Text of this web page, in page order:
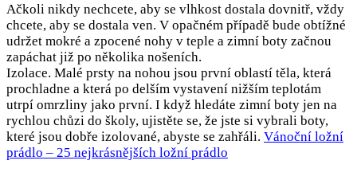
Ačkoli nikdy nechcete, aby se vlhkost dostala dovnitř, vždy
chcete, aby se dostala ven. V opačném případě bude obtížné
udržet mokré a zpocené nohy v teple a zimní boty začnou
zapáchat již po několika nošeních.
Izolace. Malé prsty na nohou jsou první oblastí těla, která
prochladne a která po delším vystavení nižším teplotám
utrpí omrzliny jako první. I když hledáte zimní boty jen na
rychlou chůzi do školy, ujistěte se, že jste si vybrali boty,
které jsou dobře izolované, abyste se zahřáli. Vánoční ložní
prádlo – 25 nejkrásnějších ložní prádlo